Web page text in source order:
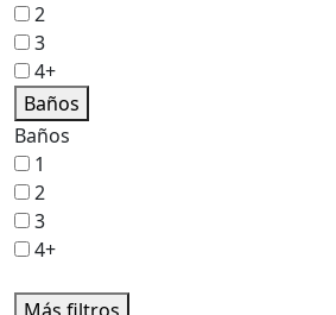
2
3
4+
Baños
Baños
1
2
3
4+